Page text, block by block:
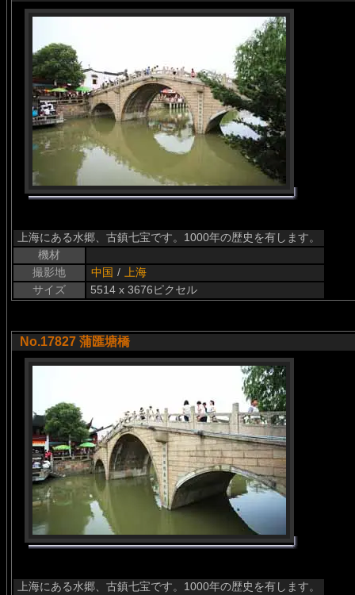
上海にある水郷、古鎮七宝です。1000年の歴史を有します。
機材
撮影地
中国 /
上海
サイズ
5514 x 3676ピクセル
No.17827 蒲匯塘橋
上海にある水郷、古鎮七宝です。1000年の歴史を有します。